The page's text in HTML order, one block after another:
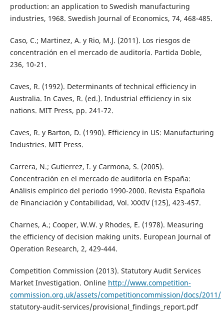
production: an application to Swedish manufacturing
industries, 1968. Swedish Journal of Economics, 74, 468-485.
Caso, C.; Martinez, A. y Rio, M.J. (2011). Los riesgos de
concentración en el mercado de auditoría. Partida Doble,
236, 10-21.
Caves, R. (1992). Determinants of technical efficiency in
Australia. In Caves, R. (ed.). Industrial efficiency in six
nations. MIT Press, pp. 241-72.
Caves, R. y Barton, D. (1990). Efficiency in US: Manufacturing
Industries. MIT Press.
Carrera, N.; Gutierrez, I. y Carmona, S. (2005).
Concentración en el mercado de auditoría en España:
Análisis empírico del periodo 1990-2000. Revista Española
de Financiación y Contabilidad, Vol. XXXIV (125), 423-457.
Charnes, A.; Cooper, W.W. y Rhodes, E. (1978). Measuring
the efficiency of decision making units. European Journal of
Operation Research, 2, 429-444.
Competition Commission (2013). Statutory Audit Services
Market Investigation. Online http://www.competition-
commission.org.uk/assets/competitioncommission/docs/2011/
statutory-audit-services/provisional_findings_report.pdf